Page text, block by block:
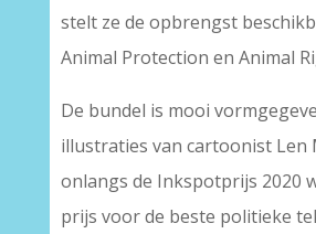
stelt ze de opbrengst
Animal Protection en Animal
De bundel is mooi
illustraties van cartoonist Len
onlangs de Inkspotprijs 2020
prijs voor de beste politieke